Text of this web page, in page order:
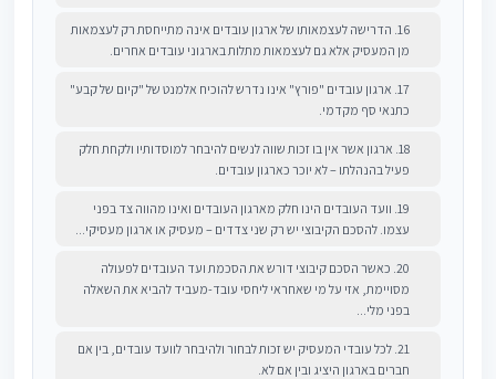
16. הדרישה לעצמאותו של ארגון עובדים אינה מתייחסת רק לעצמאות
מן המעסיק אלא גם לעצמאות מתלות בארגוני עובדים אחרים.
17. ארגון עובדים "פורץ" אינו נדרש להוכיח אלמנט של "קיום של קבע"
כתנאי סף מקדמי.
18. ארגון אשר אין בו זכות שווה לנשים להיבחר למוסדותיו ולקחת חלק
פעיל בהנהלתו – לא יוכר כארגון עובדים.
19. וועד העובדים הינו חלק מארגון העובדים ואינו מהווה צד בפני
עצמו. להסכם הקיבוצי יש רק שני צדדים – מעסיק או ארגון מעסיקי...
20. כאשר הסכם קיבוצי דורש את הסכמת ועד העובדים לפעולה
מסויימת, אזי על מי שאחראי ליחסי עובד-מעביד להביא את השאלה
בפני מלי...
21. לכל עובדי המעסיק יש זכות לבחור ולהיבחר לוועד עובדים, בין אם
חברים בארגון היציג ובין אם לא.